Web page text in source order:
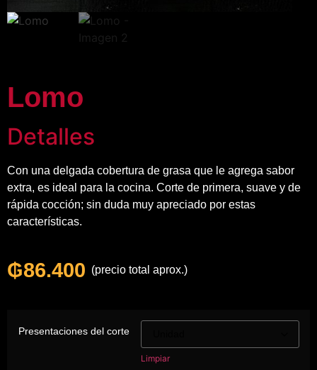
Lomo
Detalles
Con una delgada cobertura de grasa que le agrega sabor
extra, es ideal para la cocina. Corte de primera, suave y de
rápida cocción; sin duda muy apreciado por estas
características.
₲86.400 (precio total aprox.)
Presentaciones del corte
Limpiar